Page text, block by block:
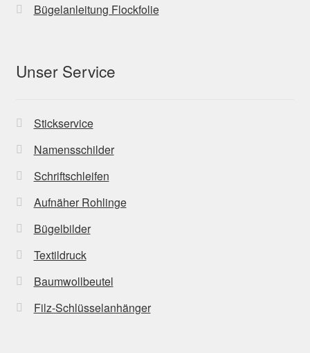
Bügelanleitung Flockfolie
Unser Service
Stickservice
Namensschilder
Schriftschleifen
Aufnäher Rohlinge
Bügelbilder
Textildruck
Baumwollbeutel
Filz-Schlüsselanhänger